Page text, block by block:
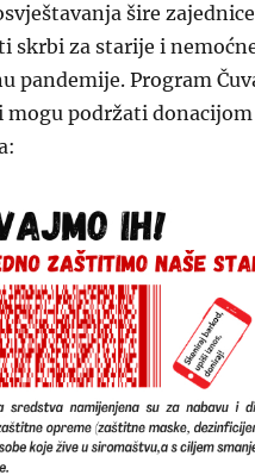
šire
skrbi za starije i
pandemije. Program
mogu podržati